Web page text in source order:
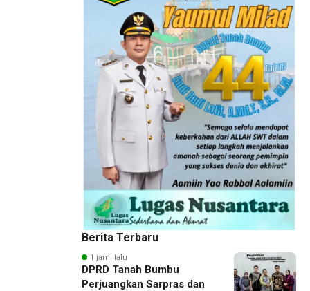
Berita Terbaru
1 jam lalu
DPRD Tanah Bumbu
Perjuangkan Sarpras dan